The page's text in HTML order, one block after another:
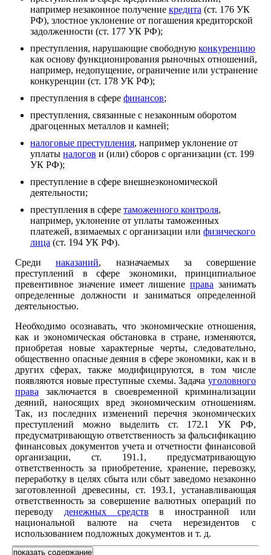
например незаконное получение кредита (ст. 176 УК
РФ), злостное уклонение от погашения кредиторской
задолженности (ст. 177 УК РФ);
преступления, нарушающие свободную конкуренцию
как основу функционирования рыночных отношений,
например, недопущение, ограничение или устранение
конкуренции (ст. 178 УК РФ);
преступления в сфере финансов;
преступления, связанные с незаконным оборотом
драгоценных металлов и камней;
налоговые преступления, например уклонение от
уплаты налогов и (или) сборов с организации (ст. 199
УК РФ);
преступление в сфере внешнеэкономической
деятельности;
преступления в сфере таможенного контроля,
например, уклонение от уплаты таможенных
платежей, взимаемых с организации или физического
лица (ст. 194 УК РФ).
Срединаказаний, назначаемых за совершение
преступлений в сфере экономики, принципиальное
превентивное значение имеет лишениеправа занимать
определенные должности и заниматься определенной
деятельностью.
Необходимо осознавать, что экономические отношения,
как и экономическая обстановка в стране, изменяются,
приобретая новые характерные черты, следовательно,
общественно опасные деяния в сфере экономики, как и в
других сферах, также модифицируются, в том числе
появляются новые преступные схемы. Задача уголовного
права заключается в своевременной криминализации
деяний, наносящих вред экономическим отношениям.
Так, из последних изменений перечня экономических
преступлений можно выделить ст. 172.1 УК РФ,
предусматривающую ответственность за фальсификацию
финансовых документов учета и отчетности финансовой
организации, ст. 191.1, предусматривающую
ответственность за приобретение, хранение, перевозку,
переработку в целях сбыта или сбыт заведомо незаконно
заготовленной древесины, ст. 193.1, устанавливающая
ответственность за совершение валютных операций по
переводу денежных средств в иностранной или
национальной валюте на счета нерезидентов с
использованием подложных документов и т. д.
показать содержание